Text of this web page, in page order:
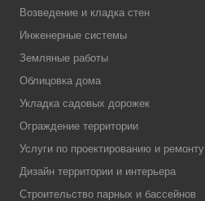
Возведение и кладка стен
Инженерные системы
Земляные работы
Облицовка дома
Укладка садовых дорожек
Ограждение территории
Услуги по проектированию и ремонту
Дизайн территории и интерьера
Строительство парных и бассейнов